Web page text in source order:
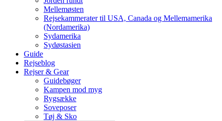
Mellemøsten
Rejsekammerater til USA, Canada og Mellemamerika
(Nordamerika)
Sydamerika
Sydøstasien
Guide
Rejseblog
Rejser & Gear
Guidebøger
Kampen mod myg
Rygsække
Soveposer
Tøj & Sko